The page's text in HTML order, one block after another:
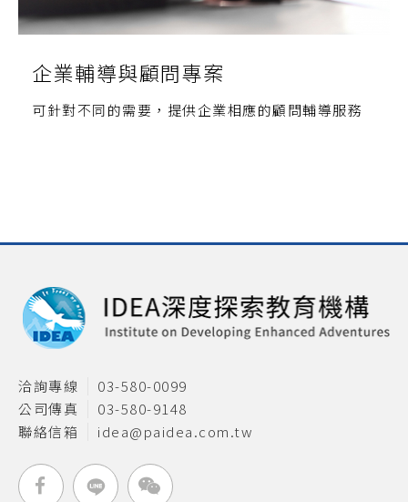
企業輔導與顧問專案
可針對不同的需要，提供企業相應的顧問輔導服務
洽詢專線
03-580-0099
公司傳真
03-580-9148
聯絡信箱
idea@paidea.com.tw